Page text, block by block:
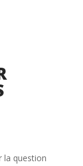
la question